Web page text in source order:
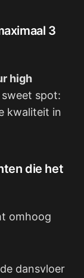
3
high
spot:
kwaliteit in
die het
omhoog
dansvloer